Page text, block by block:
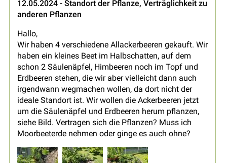
12.05.2024 - Standort der Pflanze, Verträglichkeit zu
anderen Pflanzen
Hallo,
Wir haben 4 verschiedene Allackerbeeren gekauft. Wir
haben ein kleines Beet im Halbschatten, auf dem
schon 2 Säulenäpfel, Himbeeren noch im Topf und
Erdbeeren stehen, die wir aber vielleicht dann auch
irgendwann wegmachen wollen, da dort nicht der
ideale Standort ist. Wir wollen die Ackerbeeren jetzt
um die Säulenäpfel und Erdbeeren herum pflanzen,
siehe Bild. Vertragen sich die Pflanzen? Muss ich
Moorbeeterde nehmen oder ginge es auch ohne?